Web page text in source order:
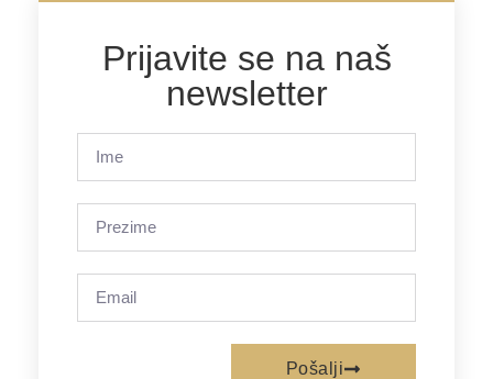
Prijavite se na naš
newsletter
Pošalji